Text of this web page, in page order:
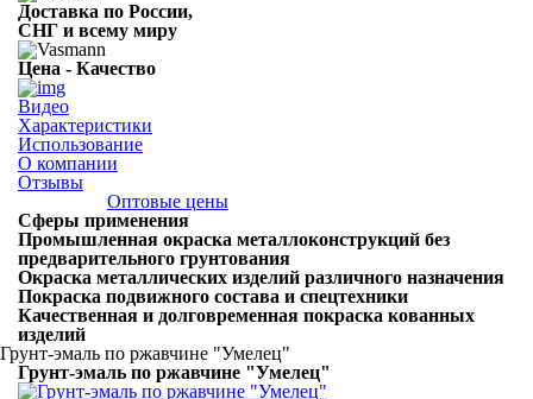
Доставка по России,
СНГ и всему миру
Цена - Качество
Видео
Характеристики
Использование
О компании
Отзывы
Оптовые цены
Сферы применения
Промышленная окраска металлоконструкций без
предварительного грунтования
Окраска металлических изделий различного назначения
Покраска подвижного состава и спецтехники
Качественная и долговременная покраска кованных
изделий
Грунт-эмаль по ржавчине "Умелец"
Грунт-эмаль по ржавчине "Умелец"